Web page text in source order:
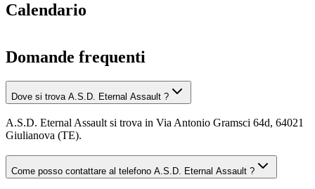
Calendario
Domande frequenti
Dove si trova A.S.D. Eternal Assault ?
A.S.D. Eternal Assault si trova in Via Antonio Gramsci 64d, 64021
Giulianova (TE).
Come posso contattare al telefono A.S.D. Eternal Assault ?